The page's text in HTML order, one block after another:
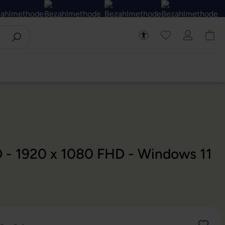
1920 x 1080 FHD - Windows 11